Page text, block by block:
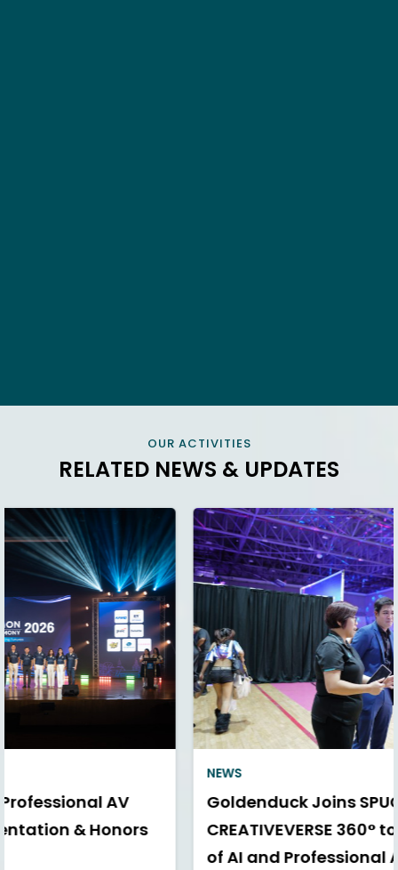
OUR ACTIVITIES
RELATED NEWS & UPDATES
Goldenduck Joins SPUCA AI
CREATIVEVERSE 360° to Explore the Future
of AI and Professional AV